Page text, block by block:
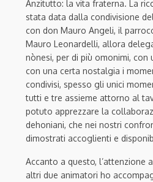
Anzitutto: la vita fraterna. La
stata data dalla condivisione
con don Mauro Angeli, il
Mauro Leonardelli, allora
nònesi, per di più omonimi, con
con una certa nostalgia i
condivisi, spesso gli unici
tutti e tre assieme attorno al
potuto apprezzare la
dehoniani, che nei nostri
dimostrati accoglienti e
Accanto a questo, l’attenzione
altri due animatori ho